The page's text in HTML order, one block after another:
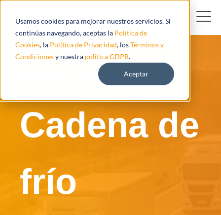
Usamos cookies para mejorar nuestros servicios. Si
continúas navegando, aceptas la Política de
Cookies, la Política de Privacidad, losTérminos y
Condicionesy nuestra politica GDPR.
Aceptar
MONITOREO DE CADENA DE FRÍO PARA FLOTAS
Cadena de
frío